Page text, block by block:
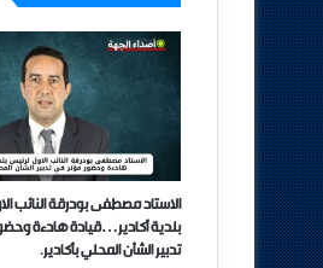
الاستاد مصطفى بودرقة النائب
بلدية أكادير…قيادة هادءة
تدبير الشأن المحلي بأكادير.